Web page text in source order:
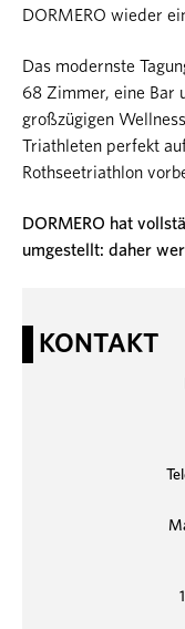
DORMERO wieder
Das modernste
68 Zimmer, eine Bar
großzügigen
Triathleten perfekt
Rothseetriathlon
DORMERO hat
umgestellt: daher
KONTAKT